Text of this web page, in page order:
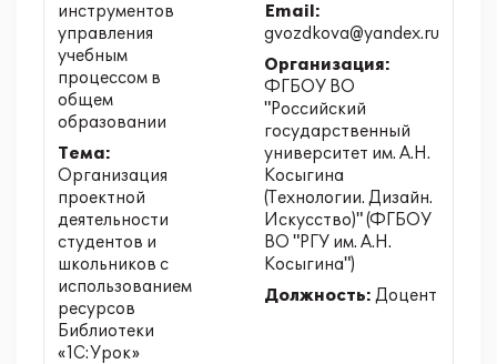
инструментов
управления
учебным
процессом в
общем
образовании
Тема:
Организация
проектной
деятельности
студентов и
школьников с
использованием
ресурсов
Библиотеки
«1С:Урок»
Email:
gvozdkova@yandex.ru
Организация:
ФГБОУ ВО
"Российский
государственный
университет им. А.Н.
Косыгина
(Технологии. Дизайн.
Искусство)" (ФГБОУ
ВО "РГУ им. А.Н.
Косыгина")
Должность: Доцент